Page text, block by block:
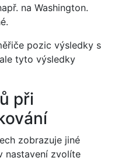
na Washington.
pozic výsledky s
ale tyto výsledky
při
zobrazuje jiné
nastavení zvolíte